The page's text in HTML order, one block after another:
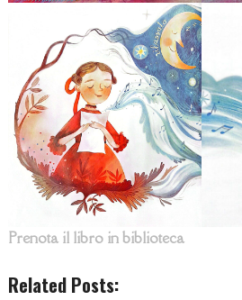
Prenota il libro in biblioteca
Related Posts: